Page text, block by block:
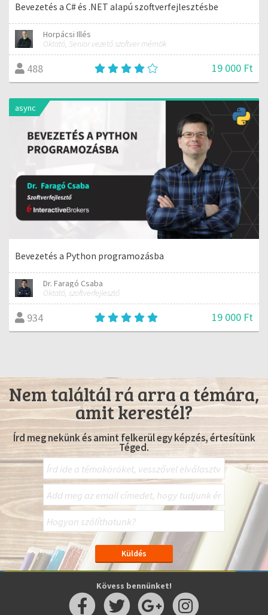
Bevezetés a C# és .NET alapú szoftverfejlesztésbe
Horpácsi Illés
Oktató, Senior vezető szoftver mérnök
488 19 000 Ft
async
Bevezetés a Python programozásba
Dr. Faragó Csaba
Oktató, szoftverfejlesztő
934 19 000 Ft
Nem találtál rá arra a témára,
amit kerestél?
Írd meg nekünk és amint felkerül egy képzés, értesítünk
Téged.
Kövess bennünket!